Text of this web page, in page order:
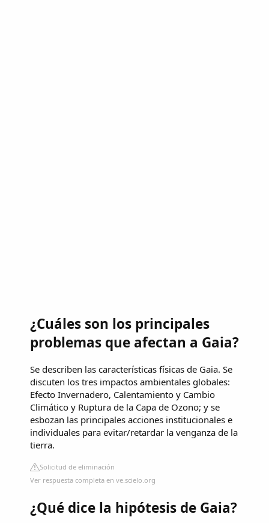
¿Cuáles son los principales
problemas que afectan a Gaia?
Se describen las características físicas de Gaia. Se
discuten los tres impactos ambientales globales:
Efecto Invernadero, Calentamiento y Cambio
Climático y Ruptura de la Capa de Ozono; y se
esbozan las principales acciones institucionales e
individuales para evitar/retardar la venganza de la
tierra.
Solicitud de eliminación
Ver respuesta completa en ve.scielo.org
¿Qué dice la hipótesis de Gaia?